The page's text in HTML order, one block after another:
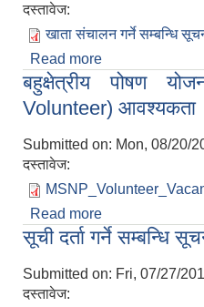
दस्तावेज:
खाता संचालन गर्ने सम्बन्धि
Read more
बहुक्षेत्रीय पोषण
Volunteer) आवश्यकता
Submitted on: Mon, 08/20/
दस्तावेज:
Read more
Volunteer)
सूची दर्ता गर्ने सम्बन्धि
Submitted on: Fri, 07/27/
दस्तावेज: